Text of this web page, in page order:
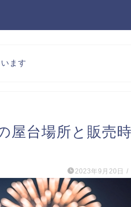
ます
屋台場所と販売
2023年9月20日 /